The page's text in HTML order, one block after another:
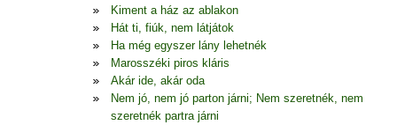
Kiment a ház az ablakon
Hát ti, fiúk, nem látjátok
Ha még egyszer lány lehetnék
Marosszéki piros kláris
Akár ide, akár oda
Nem jó, nem jó parton járni; Nem szeretnék, nem
szeretnék partra járni